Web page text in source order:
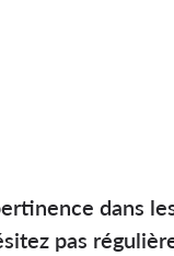
dans
pas